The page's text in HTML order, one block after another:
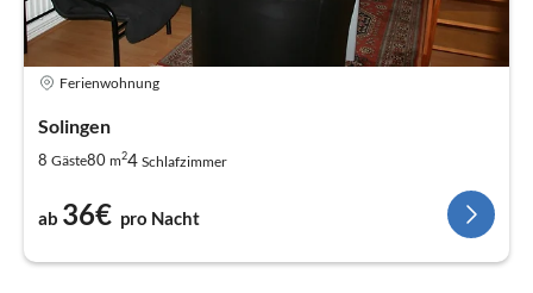
Ferienwohnung
Solingen
8 Gäste80 m24 Schlafzimmer
ab 36€ pro Nacht